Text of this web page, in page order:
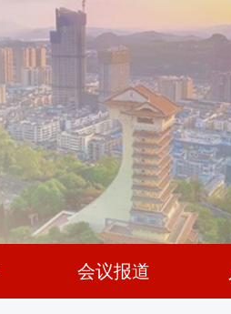
会议报道